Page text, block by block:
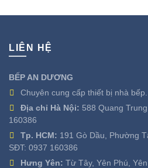
LIÊN HỆ
BẾP AN DƯƠNG
Chuyên cung cấp thiết bị nhà bếp.
Địa chỉ Hà Nội: 588 Quang
160386
Tp. HCM: 191 Gò Dầu, Phường
SĐT: 0937 160386
Hưng Yên: Từ Tây, Yên Phú,